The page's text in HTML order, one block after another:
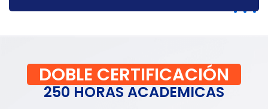
DOBLE CERTIFICACIÓN
250 HORAS ACADEMICAS